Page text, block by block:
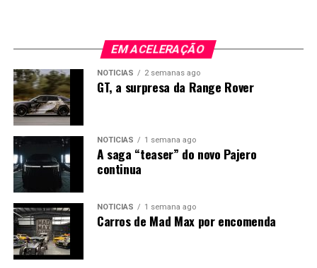
EM ACELERAÇÃO
NOTÍCIAS 2 semanas ago
GT, a surpresa da Range Rover
NOTÍCIAS 1 semana ago
A saga “teaser” do novo Pajero
continua
NOTÍCIAS 1 semana ago
Carros de Mad Max por encomenda